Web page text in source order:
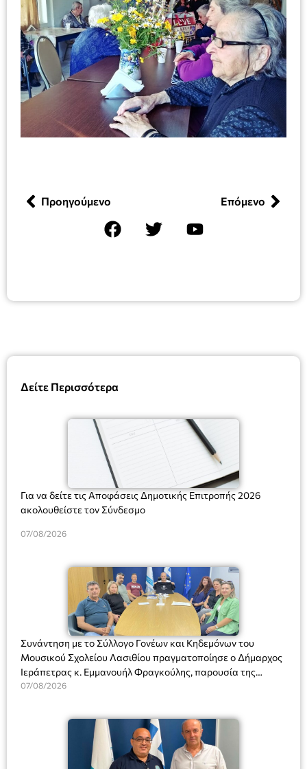
Δείτε Περισσότερα
Για να δείτε τις Αποφάσεις Δημοτικής Επιτροπής 2026
ακολουθείστε τον Σύνδεσμο
07/08/2026
Συνάντηση με το Σύλλογο Γονέων και Κηδεμόνων του
Μουσικού Σχολείου Λασιθίου πραγματοποίησε ο Δήμαρχος
Ιεράπετρας κ. Εμμανουήλ Φραγκούλης, παρουσία της
Διευθύντριας του σχολείου κας Μαριάννας Χαΐτα.
07/08/2026
Προηγούμενο Επόμενο